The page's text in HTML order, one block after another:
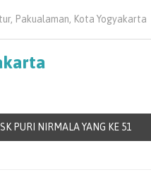
Pakualaman, Kota Yogyakarta
PURI NIRMALA YANG KE 51